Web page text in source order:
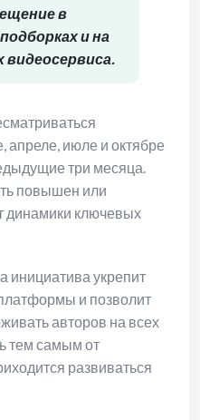
в
и на
видеосервиса.
апреле, июле и октябре
три месяца.
повышен или
динамики ключевых
инициатива укрепит
и позволит
авторов на всех
тем самым от
развиваться